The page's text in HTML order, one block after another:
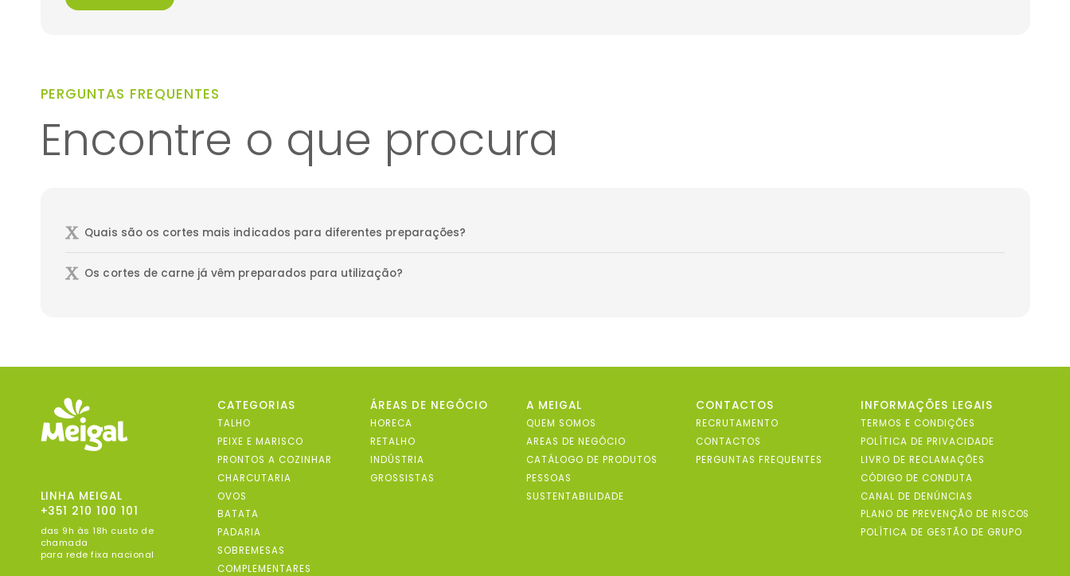
PERGUNTAS FREQUENTES
Encontre o que procura
Quais são os cortes mais indicados para diferentes preparações?
Os cortes de carne já vêm preparados para utilização?
LINHA MEIGAL
+351 210 100 101
das 9h às 18h custo de
chamada
para rede fixa nacional
CATEGORIAS
TALHO
PEIXE E MARISCO
PRONTOS A COZINHAR
CHARCUTARIA
OVOS
BATATA
PADARIA
SOBREMESAS
COMPLEMENTARES
ÁREAS DE NEGÓCIO
HORECA
RETALHO
INDÚSTRIA
GROSSISTAS
A MEIGAL
QUEM SOMOS
AREAS DE NEGÓCIO
CATÁLOGO DE PRODUTOS
PESSOAS
SUSTENTABILIDADE
CONTACTOS
RECRUTAMENTO
CONTACTOS
PERGUNTAS FREQUENTES
INFORMAÇÕES LEGAIS
TERMOS E CONDIÇÕES
POLÍTICA DE PRIVACIDADE
LIVRO DE RECLAMAÇÕES
CÓDIGO DE CONDUTA
CANAL DE DENÚNCIAS
PLANO DE PREVENÇÃO DE RISCOS
POLÍTICA DE GESTÃO DE GRUPO